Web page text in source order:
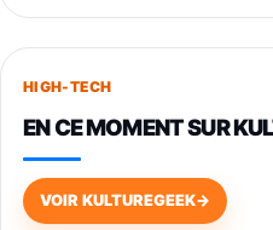
Smartphone
749,99€
648,63€834,71€
HIGH-TECH
EN CE MOMENT SUR
VOIR KULTUREGEEK→